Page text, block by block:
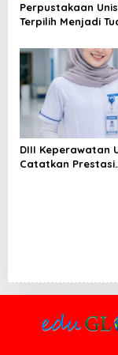
Perpustakaan
Terpilih Menjadi
DIII Keperawatan
Catatkan Prestasi